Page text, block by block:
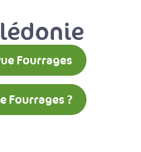
Fourrages
Fourrages ?